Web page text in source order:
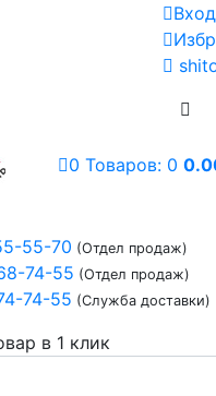
55-70 (Отдел продаж)
74-55 (Отдел продаж)
74-55 (Служба доставки)
в 1 клик
0 Товаров: 0